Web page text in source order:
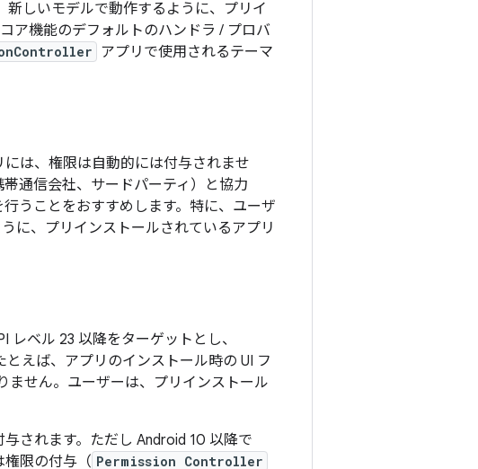
しいモデルで動作するように、プリイ
ア機能のデフォルトのハンドラ / プロバ
アプリで使用されるテーマ
は、権限は自動的には付与されませ
通信会社、サードパーティ）と協力
うことをおすすめします。特に、ユーザ
に、プリインストールされているアプリ
ベル 23 以降をターゲットとし、
えば、アプリのインストール時の UI フ
ません。ユーザーは、プリインストール
されます。ただし Android 10 以降で
権限の付与（ Permission Controller